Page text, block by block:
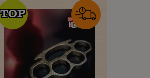
TOP
TOP